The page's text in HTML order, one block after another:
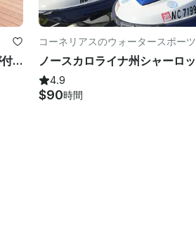
手ごろな価格で楽しめる湖のチューブが付属
コーネリアスのウォータースポーツ
4.9
$90時間